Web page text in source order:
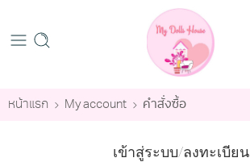
หน้าแรก My account คำสั่งซื้อ
เข้าสู่ระบบ/ลงทะเบียน